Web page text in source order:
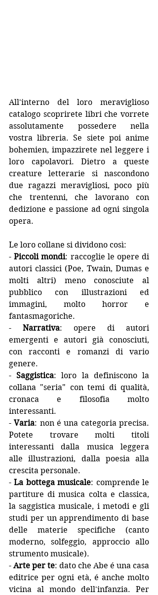
All'interno del loro meraviglioso
catalogo scoprirete libri che vorrete
assolutamente possedere nella
vostra libreria. Se siete poi anime
bohemien, impazzirete nel leggere i
loro capolavori. Dietro a queste
creature letterarie si nascondono
due ragazzi meravigliosi, poco più
che trentenni, che lavorano con
dedizione e passione ad ogni singola
opera.
Le loro collane si dividono così:
- Piccoli mondi: raccoglie le opere di
autori classici (Poe, Twain, Dumas e
molti altri) meno conosciute al
pubblico con illustrazioni ed
immagini, molto horror e
fantasmagoriche.
- Narrativa: opere di autori
emergenti e autori già conosciuti,
con racconti e romanzi di vario
genere.
- Saggistica: loro la definiscono la
collana "seria" con temi di qualità,
cronaca e filosofia molto
interessanti.
- Varia: non é una categoria precisa.
Potete trovare molti titoli
interessanti dalla musica leggera
alle illustrazioni, dalla poesia alla
crescita personale.
- La bottega musicale: comprende le
partiture di musica colta e classica,
la saggistica musicale, i metodi e gli
studi per un apprendimento di base
delle materie specifiche (canto
moderno, solfeggio, approccio allo
strumento musicale).
- Arte per te: dato che Abe é una casa
editrice per ogni età, é anche molto
vicina al mondo dell'infanzia. Per